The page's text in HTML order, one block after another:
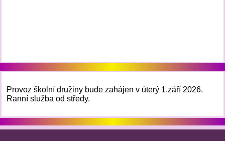
Provoz školní družiny bude zahájen v úterý 1.září 2026.
Ranní služba od středy.